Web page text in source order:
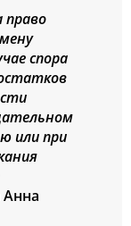
право
спора
или при
Анна